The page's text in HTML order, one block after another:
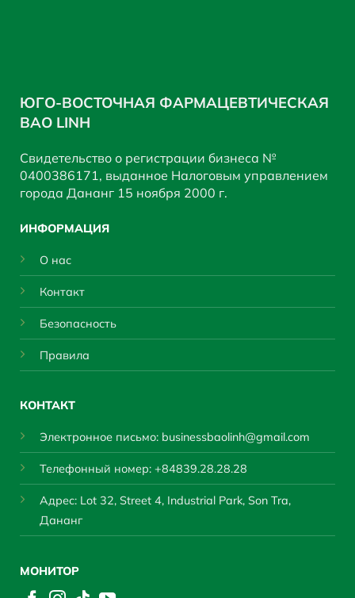
ЮГО-ВОСТОЧНАЯ ФАРМАЦЕВТИЧЕСКАЯ
BAO LINH
Свидетельство о регистрации бизнеса №
0400386171, выданное Налоговым управлением
города Дананг 15 ноября 2000 г.
ИНФОРМАЦИЯ
О нас
Контакт
Безопасность
Правила
КОНТАКТ
Электронное письмо: businessbaolinh@gmail.com
Телефонный номер: +84839.28.28.28
Адрес: Lot 32, Street 4, Industrial Park, Son Tra,
Дананг
МОНИТОР